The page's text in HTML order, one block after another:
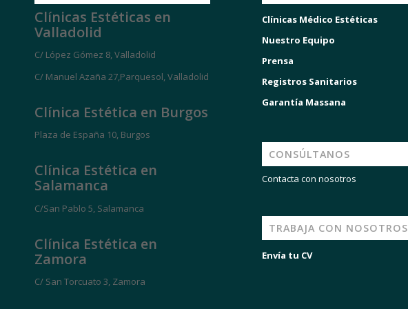
Clínicas Estéticas en
Valladolid
C/ López Gómez 8, Valladolid
C/ Manuel Azaña 27,Parquesol, Valladolid
Clínica Estética en Burgos
Plaza de España 10, Burgos
Clínica Estética en
Salamanca
C/San Pablo 5, Salamanca
Clínica Estética en
Zamora
C/ San Torcuato 3, Zamora
Clínicas Médico Estéticas
Nuestro Equipo
Prensa
Registros Sanitarios
Garantía Massana
CONSÚLTANOS
Contacta con nosotros
TRABAJA CON NOSOTROS
Envía tu CV